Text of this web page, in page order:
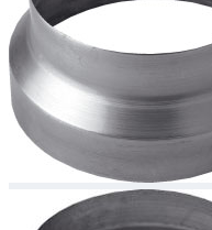
Assortiment
Oplossingen
Downloads
Academy